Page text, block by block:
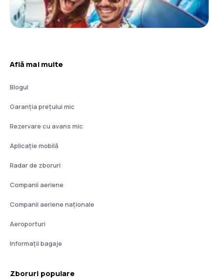
Află mai multe
Blogul
Garanția prețului mic
Rezervare cu avans mic
Aplicație mobilă
Radar de zboruri
Companii aeriene
Companii aeriene naţionale
Aeroporturi
Informații bagaje
Zboruri populare